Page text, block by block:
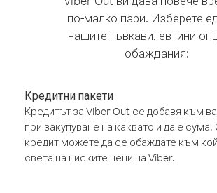
по-малко пари. Изберете
нашите гъвкави, евтини
обаждания:
Кредитни пакети
Кредитът за Viber Out се добавя към
при закупуване на каквато и да е
кредит можете да се обаждате към
света на ниските цени на Viber.